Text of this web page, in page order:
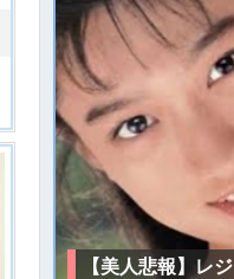
【美人悲報】レ